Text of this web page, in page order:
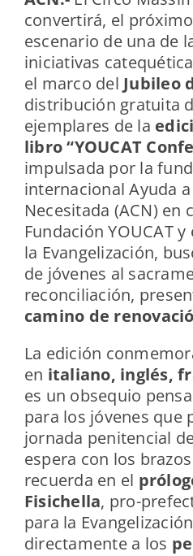
convertirá, el próximo
escenario de una de
iniciativas
el marco del Jubileo
distribución gratuita
ejemplares de la
libro “YOUCAT
impulsada por la
internacional Ayuda
Necesitada (ACN) en
Fundación YOUCAT
la Evangelización,
de jóvenes al
reconciliación,
camino de
La edición
en italiano, inglés,
es un obsequio
para los jóvenes que
jornada penitencial
espera con los
recuerda en el
Fisichella, pro-
para la
directamente a los